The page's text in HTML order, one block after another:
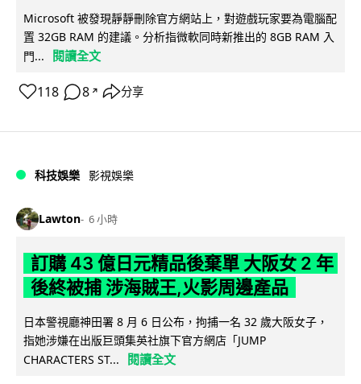
Microsoft 被發現靜靜刪除官方網站上，對遊戲玩家要為電腦配
置 32GB RAM 的建議。分析指微軟同時新推出的 8GB RAM 入
門...
閱讀全文
118 8 ↗ 分享
科技娛樂 影視娛樂
Lawton 6 小時
訂購 43 億日元精品後棄單 大阪女 2 年
後終被捕 涉海賊王,火影周邊產品
日本警視廳神田署 8 月 6 日公布，拘捕一名 32 歲大阪女子，
指她涉嫌在出版巨頭集英社旗下官方網店「JUMP
CHARACTERS ST...
閱讀全文